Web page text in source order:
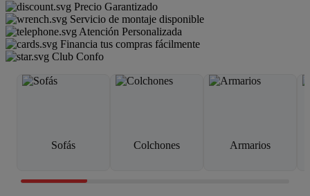
Precio Garantizado
Servicio de montaje disponible
Atención Personalizada
Financia tus compras fácilmente
Club Confo
Sofás Colchones Armarios